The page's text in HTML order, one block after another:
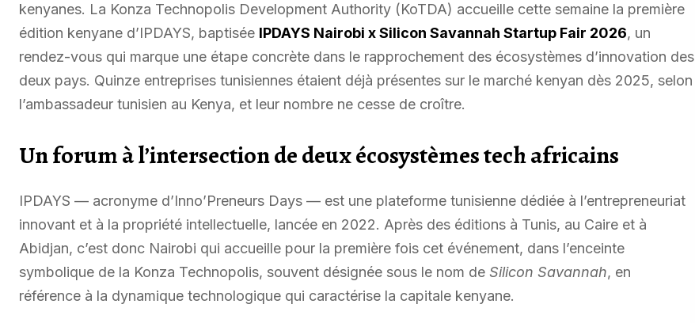
kenyanes. La Konza Technopolis Development Authority (KoTDA) accueille cette semaine la première
édition kenyane d’IPDAYS, baptisée IPDAYS Nairobi x Silicon Savannah Startup Fair 2026, un
rendez-vous qui marque une étape concrète dans le rapprochement des écosystèmes d’innovation des
deux pays. Quinze entreprises tunisiennes étaient déjà présentes sur le marché kenyan dès 2025, selon
l’ambassadeur tunisien au Kenya, et leur nombre ne cesse de croître.
Un forum à l’intersection de deux écosystèmes tech africains
IPDAYS — acronyme d’Inno’Preneurs Days — est une plateforme tunisienne dédiée à l’entrepreneuriat
innovant et à la propriété intellectuelle, lancée en 2022. Après des éditions à Tunis, au Caire et à
Abidjan, c’est donc Nairobi qui accueille pour la première fois cet événement, dans l’enceinte
symbolique de la Konza Technopolis, souvent désignée sous le nom de Silicon Savannah, en
référence à la dynamique technologique qui caractérise la capitale kenyane.